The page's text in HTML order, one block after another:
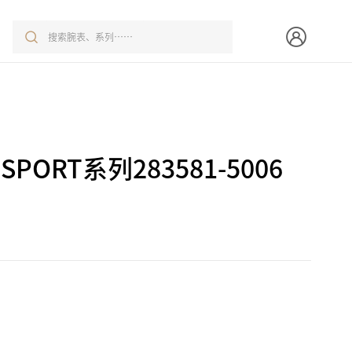
系列283581-5006